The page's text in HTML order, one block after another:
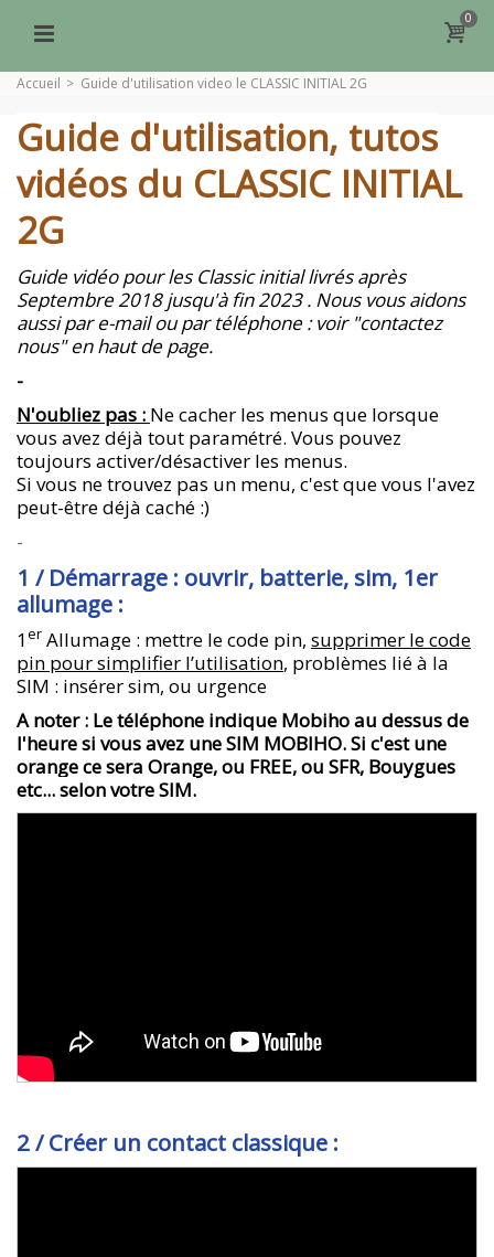
0
Accueil > Guide d'utilisation video le CLASSIC INITIAL 2G
Guide d'utilisation, tutos
vidéos du CLASSIC INITIAL
2G
Guide vidéo pour les Classic initial livrés après
Septembre 2018 jusqu'à fin 2023 . Nous vous aidons
aussi par e-mail ou par téléphone : voir "contactez
nous" en haut de page.
-
N'oubliez pas : Ne cacher les menus que lorsque
vous avez déjà tout paramétré. Vous pouvez
toujours activer/désactiver les menus.
Si vous ne trouvez pas un menu, c'est que vous l'avez
peut-être déjà caché :)
-
1 / Démarrage : ouvrir, batterie, sim, 1er
allumage :
1er Allumage : mettre le code pin, supprimer le code
pin pour simplifier l’utilisation, problèmes lié à la
SIM : insérer sim, ou urgence
A noter : Le téléphone indique Mobiho au dessus de
l'heure si vous avez une SIM MOBIHO. Si c'est une
orange ce sera Orange, ou FREE, ou SFR, Bouygues
etc... selon votre SIM.
2 / Créer un contact classique :